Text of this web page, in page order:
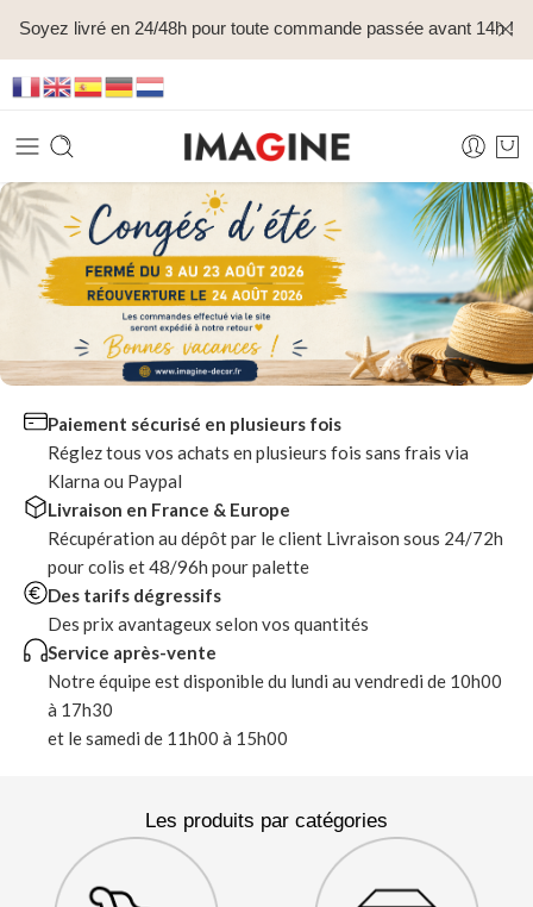
Soyez livré en 24/48h pour toute commande passée avant 14h !
Paiement sécurisé en plusieurs fois
Réglez tous vos achats en plusieurs fois sans frais via
Klarna ou Paypal
Livraison en France & Europe
Récupération au dépôt par le client Livraison sous 24/72h
pour colis et 48/96h pour palette
Des tarifs dégressifs
Des prix avantageux selon vos quantités
Service après-vente
Notre équipe est disponible du lundi au vendredi de 10h00
à 17h30
et le samedi de 11h00 à 15h00
Les produits par catégories